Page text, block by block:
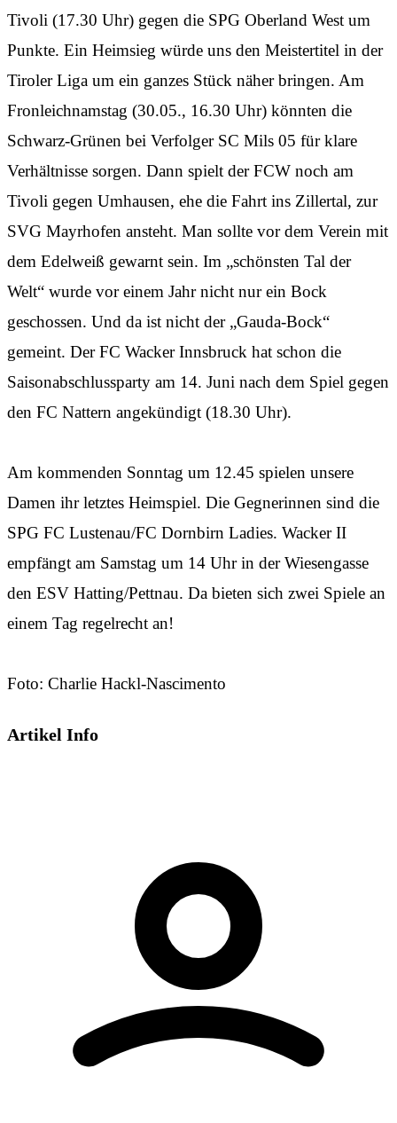
Tivoli (17.30 Uhr) gegen die SPG Oberland West um
Punkte. Ein Heimsieg würde uns den Meistertitel in der
Tiroler Liga um ein ganzes Stück näher bringen. Am
Fronleichnamstag (30.05., 16.30 Uhr) könnten die
Schwarz-Grünen bei Verfolger SC Mils 05 für klare
Verhältnisse sorgen. Dann spielt der FCW noch am
Tivoli gegen Umhausen, ehe die Fahrt ins Zillertal, zur
SVG Mayrhofen ansteht. Man sollte vor dem Verein mit
dem Edelweiß gewarnt sein. Im „schönsten Tal der
Welt“ wurde vor einem Jahr nicht nur ein Bock
geschossen. Und da ist nicht der „Gauda-Bock“
gemeint. Der FC Wacker Innsbruck hat schon die
Saisonabschlussparty am 14. Juni nach dem Spiel gegen
den FC Nattern angekündigt (18.30 Uhr).
Am kommenden Sonntag um 12.45 spielen unsere
Damen ihr letztes Heimspiel. Die Gegnerinnen sind die
SPG FC Lustenau/FC Dornbirn Ladies. Wacker II
empfängt am Samstag um 14 Uhr in der Wiesengasse
den ESV Hatting/Pettnau. Da bieten sich zwei Spiele an
einem Tag regelrecht an!
Foto: Charlie Hackl-Nascimento
Artikel Info